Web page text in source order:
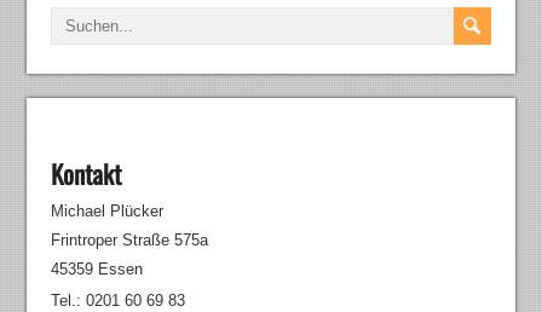
Kontakt
Michael Plücker
Frintroper Straße 575a
45359 Essen
Tel.: 0201 60 69 83